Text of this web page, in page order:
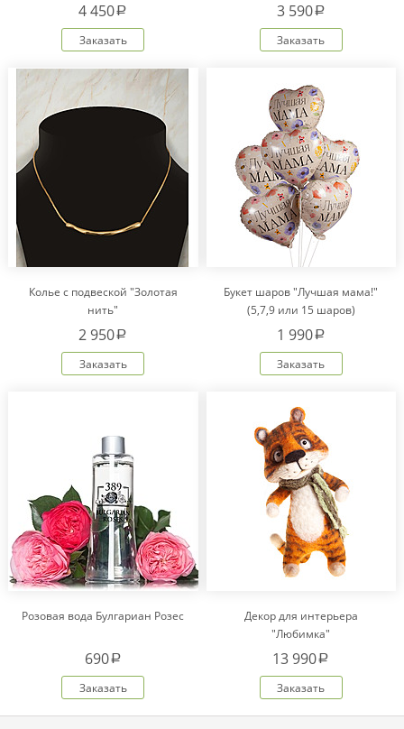
4 450a
Заказать
3 590a
Заказать
Колье с подвеской "Золотая
нить"
2 950a
Заказать
Букет шаров "Лучшая мама!"
(5,7,9 или 15 шаров)
1 990a
Заказать
Розовая вода Булгариан Розес
690a
Заказать
Декор для интерьера
"Любимка"
13 990a
Заказать